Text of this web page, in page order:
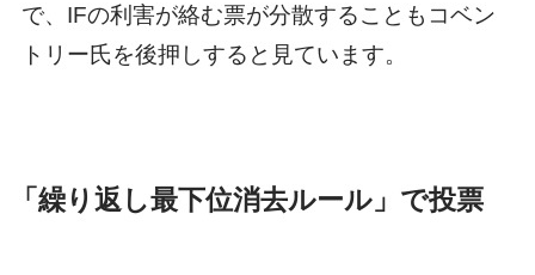
で、IFの利害が絡む票が分散することもコベン
トリー氏を後押しすると見ています。
「繰り返し最下位消去ルール」で投票